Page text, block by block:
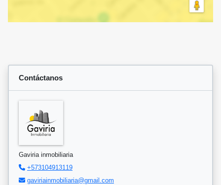
Contáctanos
Gaviria inmobiliaria
+573104913119
gaviriainmobiliaria@gmail.com